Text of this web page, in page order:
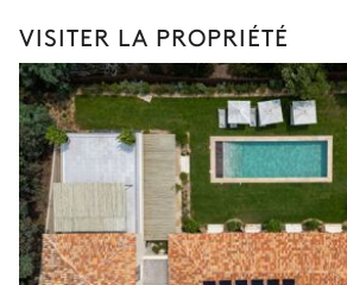
VISITER LA PROPRIÉTÉ